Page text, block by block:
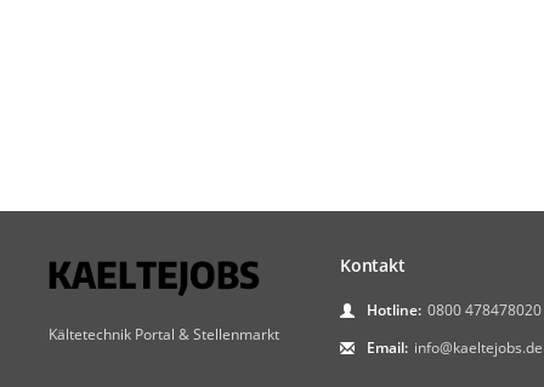
Kältetechnik Portal & Stellenmarkt
Kontakt
Hotline: 0800 478478020
Email: info@kaeltejobs.de